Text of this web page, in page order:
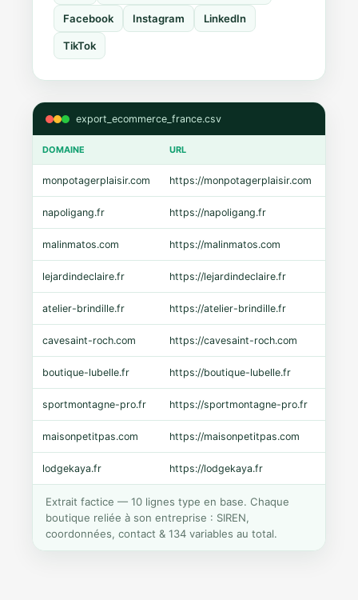
Facebook Instagram LinkedIn
TikTok
export_ecommerce_france.csv
DOMAINE URL
monpotagerplaisir.com https://monpotagerplaisir.com
napoligang.fr https://napoligang.fr
malinmatos.com https://malinmatos.com
lejardindeclaire.fr https://lejardindeclaire.fr
atelier-brindille.fr https://atelier-brindille.fr
cavesaint-roch.com https://cavesaint-roch.com
boutique-lubelle.fr https://boutique-lubelle.fr
sportmontagne-pro.fr https://sportmontagne-pro.fr
maisonpetitpas.com https://maisonpetitpas.com
lodgekaya.fr https://lodgekaya.fr
Extrait factice — 10 lignes type en base. Chaque
boutique reliée à son entreprise : SIREN,
coordonnées, contact & 134 variables au total.